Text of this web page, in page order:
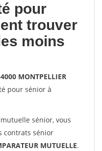
pour
trouver
moins
MONTPELLIER
pour sénior à
sénior, vous
contrats sénior
MUTUELLE.